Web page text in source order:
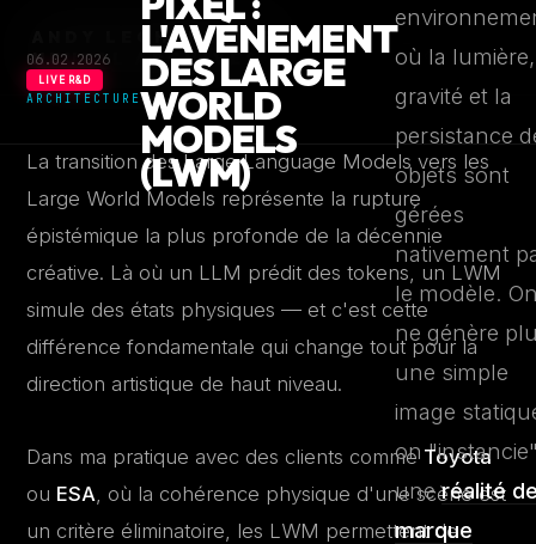
ANDY LECHAPELIER —
NEURAL ARCHIVES
ARCHIVES
06.02.2026
LIVE R&D
ARCHITECTURE
L'AVÈNEMENT
DES LARGE
WORLD
MODELS
(LWM)
où la
gravité et la
persistance
objets sont
gérées
nativement
le modèle.
ne génère
une simple
image
on
uneréalité
marque
La transition des Large Language Models vers les
Large World Models représente la rupture
épistémique la plus profonde de la décennie
créative. Là où un LLM prédit des tokens, un LWM
simule des états physiques — et c'est cette
différence fondamentale qui change tout pour la
direction artistique de haut niveau.
Dans ma pratique avec des clients comme Toyota
ou ESA, où la cohérence physique d'une scène est
un critère éliminatoire, les LWM permettent de